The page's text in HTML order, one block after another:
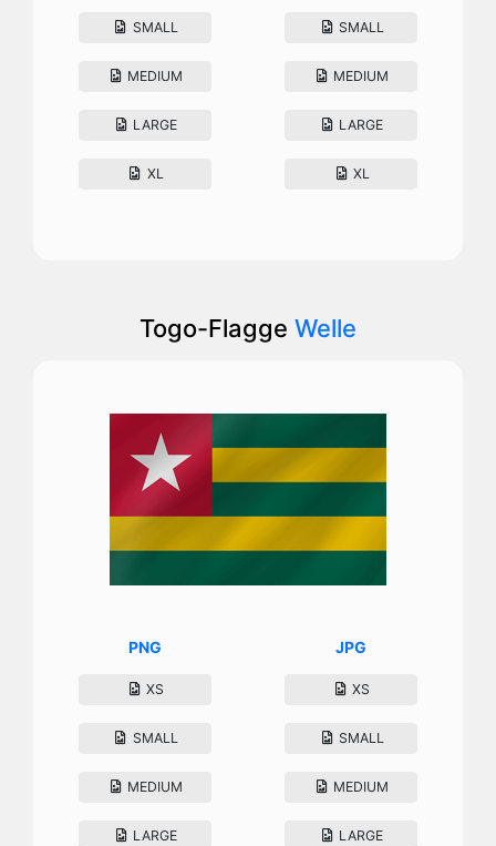
SMALL
MEDIUM
LARGE
XL
SMALL
MEDIUM
LARGE
XL
Togo-Flagge Welle
PNG
XS
SMALL
MEDIUM
LARGE
JPG
XS
SMALL
MEDIUM
LARGE